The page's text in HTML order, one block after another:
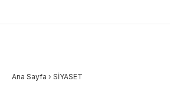
Ana Sayfa › SİYASET